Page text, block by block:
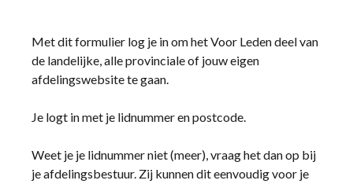
Met dit formulier log je in om het Voor Leden deel van
de landelijke, alle provinciale of jouw eigen
afdelingswebsite te gaan.
Je logt in met je lidnummer en postcode.
Weet je je lidnummer niet (meer), vraag het dan op bij
je afdelingsbestuur. Zij kunnen dit eenvoudig voor je